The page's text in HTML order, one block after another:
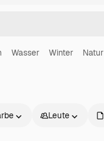
Wasser Winter Natur
Leute